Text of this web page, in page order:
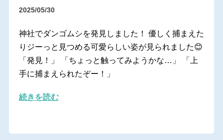
2025/05/30
神社でダンゴムシを発見しました！ 優しく捕まえた
りジーっと見つめる可愛らしい姿が見られました😊
「発見！」 「ちょっと触ってみようかな…」 「上
手に捕まえられたぞー！」
続きを読む